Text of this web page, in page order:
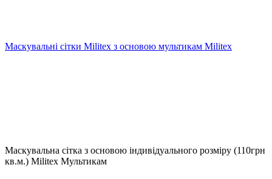
Маскувальні сітки Militex з основою мультикам Militex
Маскувальна сітка з основою індивідуального розміру (110грн
кв.м.) Militex Мультикам